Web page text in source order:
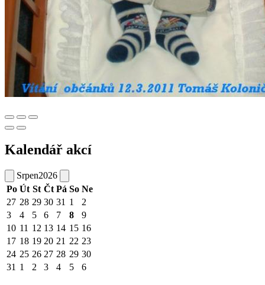
Kalendář akcí
Srpen2026
Po Út St Čt Pá So Ne
27 28 29 30 31 1
2
3
4 5 6 7 8
9
10 11 12 13 14 15 16
17 18 19 20 21 22 23
24 25 26 27 28 29 30
31 1 2 3 4 5 6